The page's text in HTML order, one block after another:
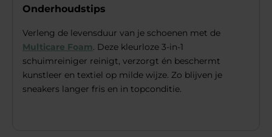
Onderhoudstips
Verleng de levensduur van je schoenen met de
Multicare Foam. Deze kleurloze 3-in-1
schuimreiniger reinigt, verzorgt én beschermt
kunstleer en textiel op milde wijze. Zo blijven je
sneakers langer fris en in topconditie.